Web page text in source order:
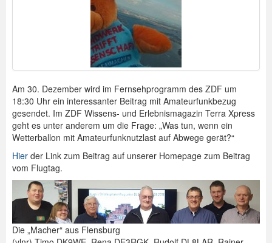
Am 30. Dezember wird im Fernsehprogramm des ZDF um
18:30 Uhr ein interessanter Beitrag mit Amateurfunkbezug
gesendet. Im ZDF Wissens- und Erlebnismagazin Terra Xpress
geht es unter anderem um die Frage: „Was tun, wenn ein
Wetterballon mit Amateurfunknutzlast auf Abwege gerät?“
Hier der Link zum Beitrag auf unserer Homepage zum Beitrag
vom Flugtag.
Die „Macher“ aus Flensburg